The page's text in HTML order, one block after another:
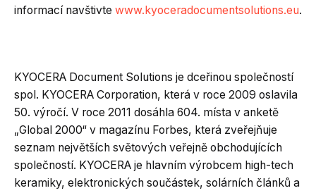
informací navštivte www.kyoceradocumentsolutions.eu.
KYOCERA Document Solutions je dceřinou společností
spol. KYOCERA Corporation, která v roce 2009 oslavila
50. výročí. V roce 2011 dosáhla 604. místa v anketě
„Global 2000“ v magazínu Forbes, která zveřejňuje
seznam největších světových veřejně obchodujících
společností. KYOCERA je hlavním výrobcem high-tech
keramiky, elektronických součástek, solárních článků a